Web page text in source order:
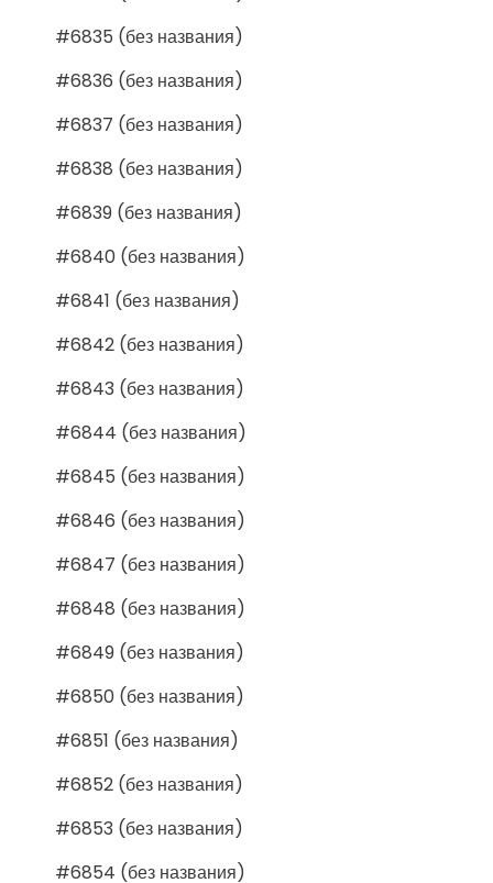
#6835 (без названия)
#6836 (без названия)
#6837 (без названия)
#6838 (без названия)
#6839 (без названия)
#6840 (без названия)
#6841 (без названия)
#6842 (без названия)
#6843 (без названия)
#6844 (без названия)
#6845 (без названия)
#6846 (без названия)
#6847 (без названия)
#6848 (без названия)
#6849 (без названия)
#6850 (без названия)
#6851 (без названия)
#6852 (без названия)
#6853 (без названия)
#6854 (без названия)